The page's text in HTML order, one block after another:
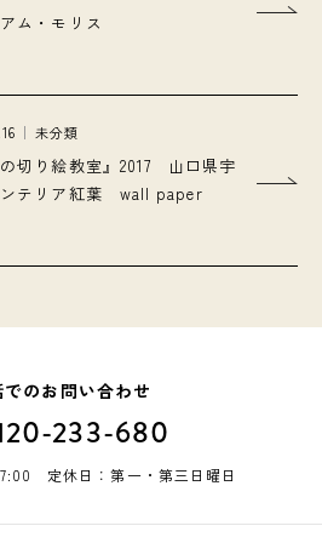
ム・モリス
未分類
の切り絵教室』2017 山口県宇
テリア紅葉 wall paper
でのお問い合わせ
233-680
定休日：第一・第三日曜日